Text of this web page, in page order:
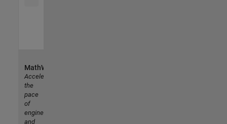
MathWorks
Accelerating
the
pace
of
engineering
and